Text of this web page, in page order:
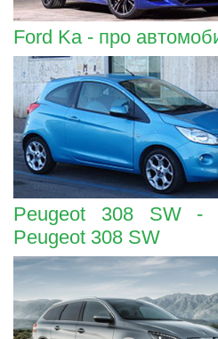
Ford Ka - про
Peugeot 308 SW -
Peugeot 308 SW